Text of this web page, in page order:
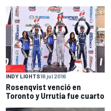
INDY LIGHTS16 jul 2016
Rosenqvist venció en
Toronto y Urrutia fue cuarto